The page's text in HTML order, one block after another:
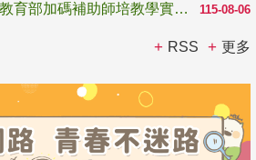
115-08-06
深化師培與現場連結！教育部加碼補助師培教學實踐研究 10月師培國際研討會交流教學實踐經驗
RSS 更多